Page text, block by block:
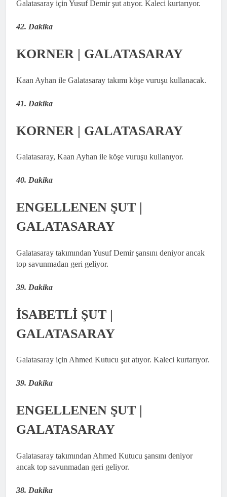
Galatasaray için Yusuf Demir şut atıyor. Kaleci kurtarıyor.
42. Dakika
KORNER | GALATASARAY
Kaan Ayhan ile Galatasaray takımı köşe vuruşu kullanacak.
41. Dakika
KORNER | GALATASARAY
Galatasaray, Kaan Ayhan ile köşe vuruşu kullanıyor.
40. Dakika
ENGELLENEN ŞUT |
GALATASARAY
Galatasaray takımından Yusuf Demir şansını deniyor ancak
top savunmadan geri geliyor.
39. Dakika
İSABETLİ ŞUT |
GALATASARAY
Galatasaray için Ahmed Kutucu şut atıyor. Kaleci kurtarıyor.
39. Dakika
ENGELLENEN ŞUT |
GALATASARAY
Galatasaray takımından Ahmed Kutucu şansını deniyor
ancak top savunmadan geri geliyor.
38. Dakika